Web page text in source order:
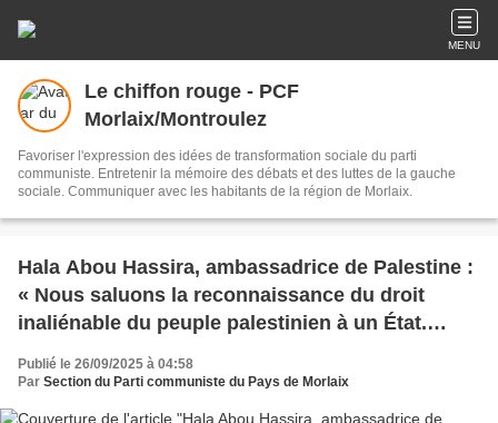
MENU
Le chiffon rouge - PCF
Morlaix/Montroulez
Favoriser l'expression des idées de transformation sociale du parti
communiste. Entretenir la mémoire des débats et des luttes de la gauche
sociale. Communiquer avec les habitants de la région de Morlaix.
Hala Abou Hassira, ambassadrice de Palestine :
« Nous saluons la reconnaissance du droit
inaliénable du peuple palestinien à un État.
Maintenant, il faut sauver Gaza » (Pierre
Barbancey, L'Humanité, 24 septembre 2025)
Publié le 26/09/2025 à 04:58
Par Section du Parti communiste du Pays de Morlaix